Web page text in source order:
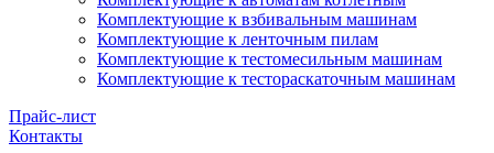
Комплектующие к взбивальным машинам
Комплектующие к ленточным пилам
Комплектующие к тестомесильным машинам
Комплектующие к тестораскаточным машинам
Прайс-лист
Контакты